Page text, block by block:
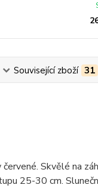
Související zboží 31
Skvělé na
25-30 cm.